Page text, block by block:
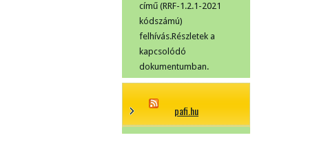
című (RRF-1.2.1-2021
kódszámú)
felhívás.Részletek a
kapcsolódó
dokumentumban.
pafi.hu